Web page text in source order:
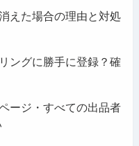
えた場合の理由と対処
ングに勝手に登録？確
ージ・すべての出品者